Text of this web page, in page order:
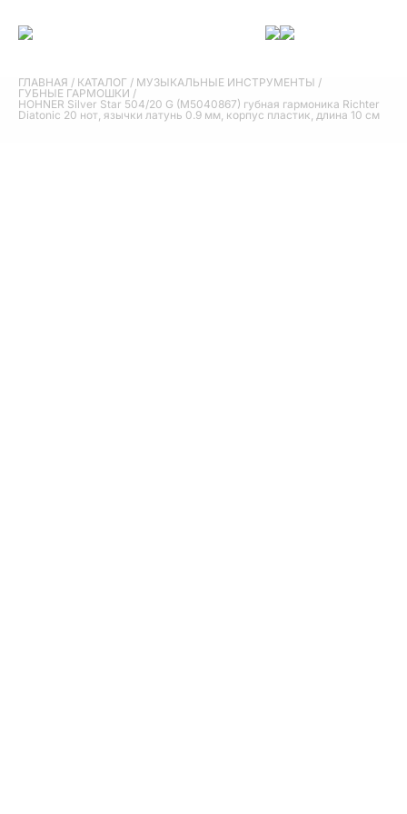
ГЛАВНАЯ / КАТАЛОГ / МУЗЫКАЛЬНЫЕ ИНСТРУМЕНТЫ /
ГУБНЫЕ ГАРМОШКИ /
HOHNER Silver Star 504/20 G (M5040867) губная гармоника Richter
Diatonic 20 нот, язычки латунь 0.9 мм, корпус пластик, длина 10 см